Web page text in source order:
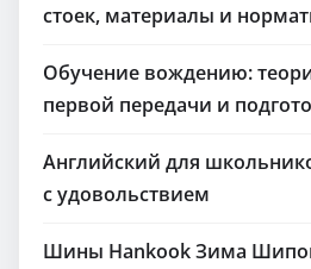
стоек, материалы и
Обучение вождению:
первой передачи и
Английский для
с удовольствием
Шины Hankook Зима